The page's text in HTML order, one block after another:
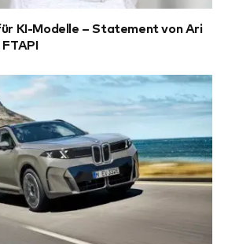
KI-Modelle – Statement von Ari